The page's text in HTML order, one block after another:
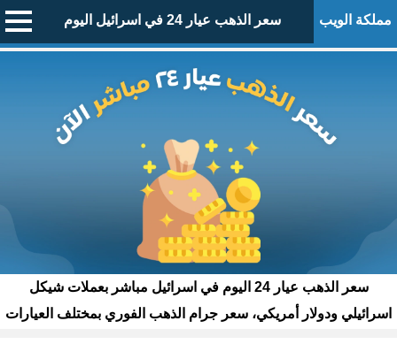
مملكة الويب سعر الذهب عيار 24 في اسرائيل اليوم
سعر الذهب عيار 24 اليوم في اسرائيل مباشر بعملات شيكل
اسرائيلي ودولار أمريكي، سعر جرام الذهب الفوري بمختلف العيارات